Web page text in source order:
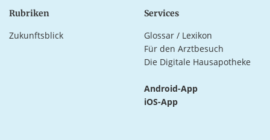
Rubriken
Zukunftsblick
Services
Glossar / Lexikon
Für den Arztbesuch
Die Digitale Hausapotheke
Android-App
iOS-App